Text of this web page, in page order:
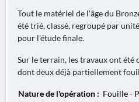
Tout le matériel de l'âge du
été trié, classé, regroupé par
pour l'étude finale.
Sur le terrain, les travaux ont été
dont deux déjà partiellement
Nature de l'opération : Fouille -